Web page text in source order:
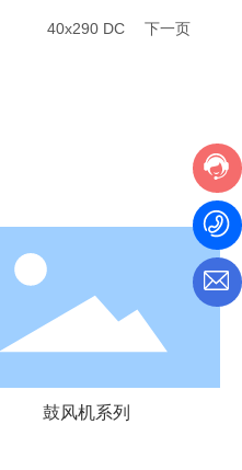
40x290 DC 下一页
鼓风机系列